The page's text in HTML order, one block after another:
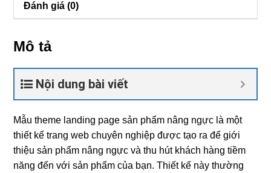
Đánh giá (0)
Mô tả
Nội dung bài viết
Mẫu theme landing page sản phẩm nâng ngực là một
thiết kế trang web chuyên nghiệp được tạo ra để giới
thiệu sản phẩm nâng ngực và thu hút khách hàng tiềm
năng đến với sản phẩm của bạn. Thiết kế này thường